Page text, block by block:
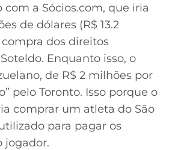
a Sócios.com, que iria
de dólares (R$ 13.2
dos direitos
Enquanto isso, o
de R$ 2 milhões por
pelo Toronto. Isso porque o
comprar um atleta do São
para pagar os
jogador.